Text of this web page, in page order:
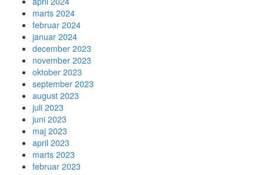
marts 2024
februar 2024
januar 2024
december 2023
november 2023
oktober 2023
september 2023
august 2023
juli 2023
juni 2023
maj 2023
april 2023
marts 2023
februar 2023